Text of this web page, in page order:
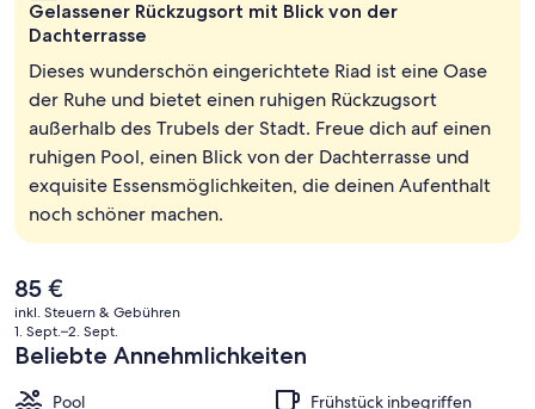
Außenpool, Liegestühle
Unterkunft
Gelassener Rückzugsort mit Blick von der
Dachterrasse
Dieses wunderschön eingerichtete Riad ist eine Oase
der Ruhe und bietet einen ruhigen Rückzugsort
außerhalb des Trubels der Stadt. Freue dich auf einen
ruhigen Pool, einen Blick von der Dachterrasse und
exquisite Essensmöglichkeiten, die deinen Aufenthalt
noch schöner machen.
Der
aktuelle
Preis
beträgt
85 €.
85 €
inkl. Steuern & Gebühren
1. Sept.–2. Sept.
Beliebte Annehmlichkeiten
Pool
Frühstück inbegriffen